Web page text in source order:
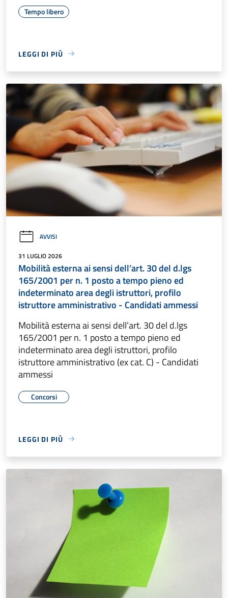
Tempo libero
LEGGI DI PIÙ
AVVISI
31 LUGLIO 2026
Mobilità esterna ai sensi dell’art. 30 del d.lgs
165/2001 per n. 1 posto a tempo pieno ed
indeterminato area degli istruttori, profilo
istruttore amministrativo - Candidati ammessi
Mobilità esterna ai sensi dell’art. 30 del d.lgs
165/2001 per n. 1 posto a tempo pieno ed
indeterminato area degli istruttori, profilo
istruttore amministrativo (ex cat. C) - Candidati
ammessi
Concorsi
LEGGI DI PIÙ